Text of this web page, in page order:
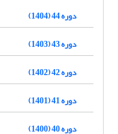
دوره 44 (1404)
دوره 43 (1403)
دوره 42 (1402)
دوره 41 (1401)
دوره 40 (1400)